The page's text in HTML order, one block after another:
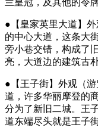
●【皇家英里大道】
的中心大道，这条大
旁小巷交错，构成了
亮，大道边的建筑古
●【王子街】外观（
道，许多华丽摩登的
分为了新旧二城。王
道东端尽头就是王子